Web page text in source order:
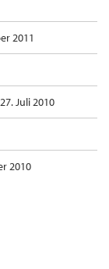
2011
27. Juli 2010
2010